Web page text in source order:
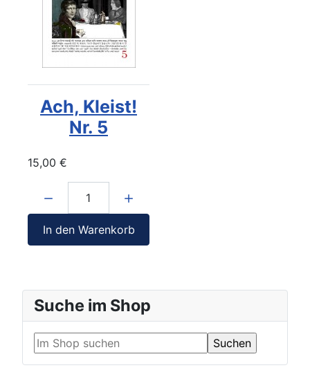
Ach, Kleist!
Nr. 5
15,00 €
In den Warenkorb
Suche im Shop